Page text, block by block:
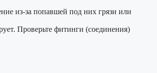
из-за попавшей под них грязи или
Проверьте фитинги (соединения)